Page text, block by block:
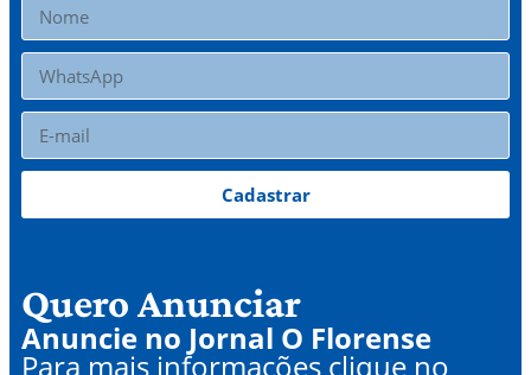
Cadastrar
Quero Anunciar
Anuncie no Jornal O Florense
Para mais informações clique no